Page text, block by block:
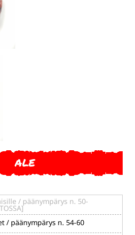
ALE
/ päänympärys n. 50-
/ päänympärys n. 54-60